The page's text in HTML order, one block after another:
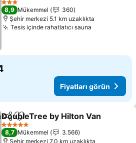
3 Yıldız
8,9 Mükemmel
360
Şehir merkezi 5.1 km uzaklıkta
Tesis içinde rahatlatıcı sauna
Fiyatları görün
PaylaşFavorilerime ekle
DoubleTree by Hilton Van
5 Yıldız
8,7 Mükemmel
3.566
Şehir merkezi 7.0 km uzaklıkta